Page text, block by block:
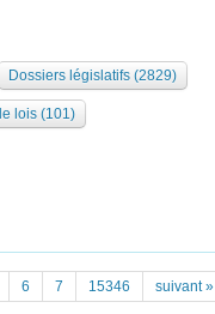
Dossiers législatifs (2829)
lois (101)
6 7 15346 suivant »